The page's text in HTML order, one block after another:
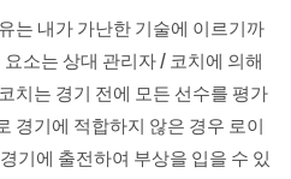
는 내가 가난한 기술에 이르기까
소는 상대 관리자 / 코치에 의해
치는 경기 전에 모든 선수를 평가
경기에 적합하지 않은 경우 로이
기에 출전하여 부상을 입을 수 있